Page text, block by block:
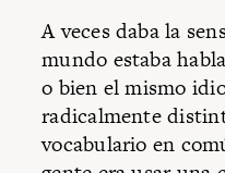
A veces daba la
mundo estaba
o bien el mismo
radicalmente
vocabulario en